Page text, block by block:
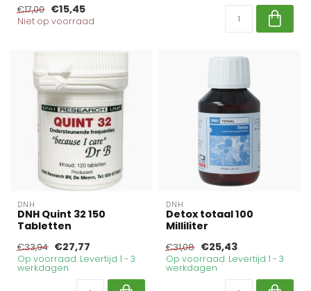
€17,00 €15,45
Niet op voorraad
DNH
DNH Quint 32 150
Tabletten
€33,94 €27,77
Op voorraad. Levertijd 1 - 3
werkdagen
DNH
Detox totaal 100
Milliliter
€31,08 €25,43
Op voorraad. Levertijd 1 - 3
werkdagen